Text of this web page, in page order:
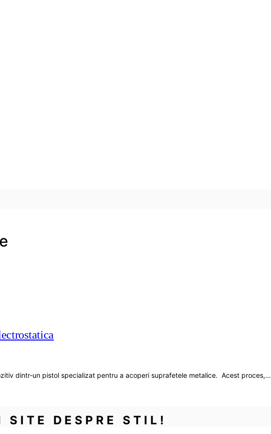
dintr-un pistol specializat pentru a acoperi suprafetele metalice. Acest proces,…